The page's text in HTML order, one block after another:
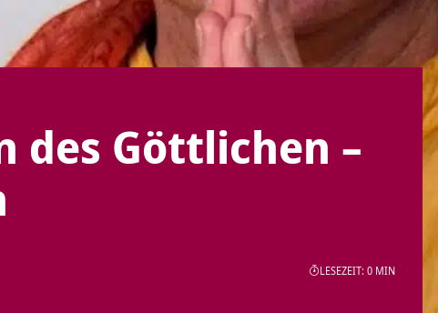
des Göttlichen –
LESEZEIT: 0 MIN